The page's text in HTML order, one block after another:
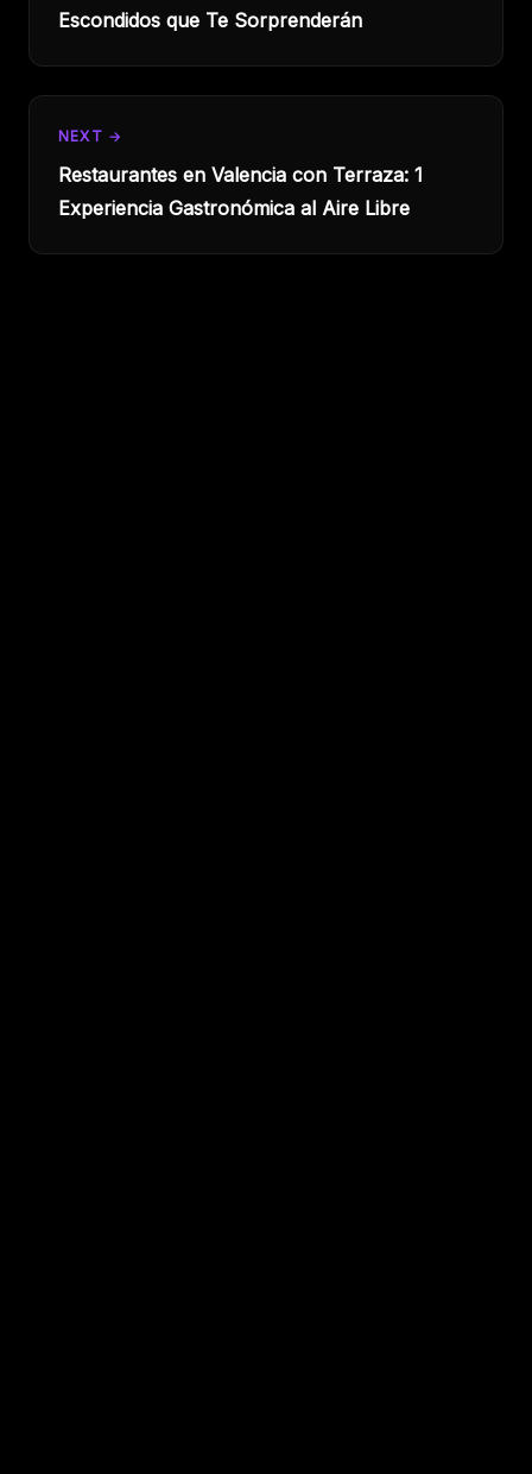
Escondidos que Te Sorprenderán
NEXT →
Restaurantes en Valencia con Terraza: 1
Experiencia Gastronómica al Aire Libre